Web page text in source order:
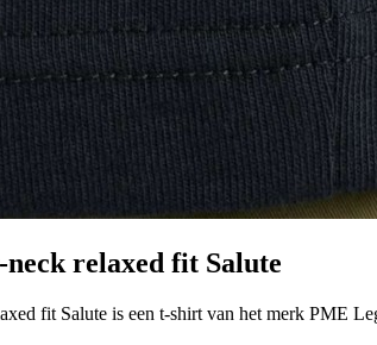
neck relaxed fit Salute
fit Salute is een t-shirt van het merk PME